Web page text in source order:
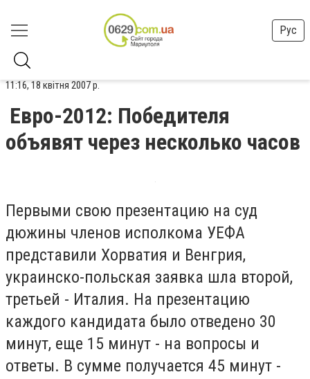
Рус
11:16, 18 квітня 2007 р.
Евро-2012: Победителя
объявят через несколько часов
Первыми свою презентацию на суд
дюжины членов исполкома УЕФА
представили Хорватия и Венгрия,
украинско-польская заявка шла второй,
третьей - Италия. На презентацию
каждого кандидата было отведено 30
минут, еще 15 минут - на вопросы и
ответы. В сумме получается 45 минут -